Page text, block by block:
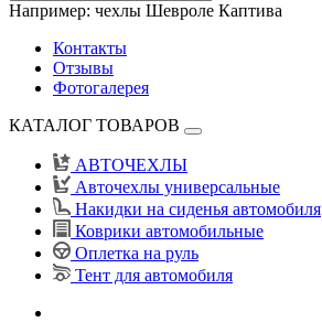
Например: чехлы Шевроле Каптива
Контакты
Отзывы
Фотогалерея
КАТАЛОГ ТОВАРОВ
АВТОЧЕХЛЫ
Авточехлы универсальные
Накидки на сиденья автомобиля
Коврики автомобильные
Оплетка на руль
Тент для автомобиля